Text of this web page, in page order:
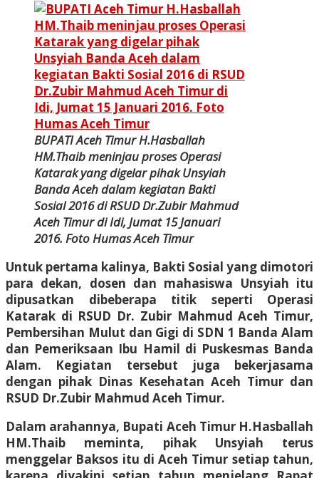
BUPATI Aceh Timur H.Hasballah
HM.Thaib meninjau proses Operasi
Katarak yang digelar pihak Unsyiah
Banda Aceh dalam kegiatan Bakti
Sosial 2016 di RSUD Dr.Zubir Mahmud
Aceh Timur di Idi, Jumat 15 Januari
2016. Foto Humas Aceh Timur
Untuk pertama kalinya, Bakti Sosial yang dimotori
para dekan, dosen dan mahasiswa Unsyiah itu
dipusatkan dibeberapa titik seperti Operasi
Katarak di RSUD Dr. Zubir Mahmud Aceh Timur,
Pembersihan Mulut dan Gigi di SDN 1 Banda Alam
dan Pemeriksaan Ibu Hamil di Puskesmas Banda
Alam. Kegiatan tersebut juga bekerjasama
dengan pihak Dinas Kesehatan Aceh Timur dan
RSUD Dr.Zubir Mahmud Aceh Timur.
Dalam arahannya, Bupati Aceh Timur H.Hasballah
HM.Thaib meminta, pihak Unsyiah terus
menggelar Baksos itu di Aceh Timur setiap tahun,